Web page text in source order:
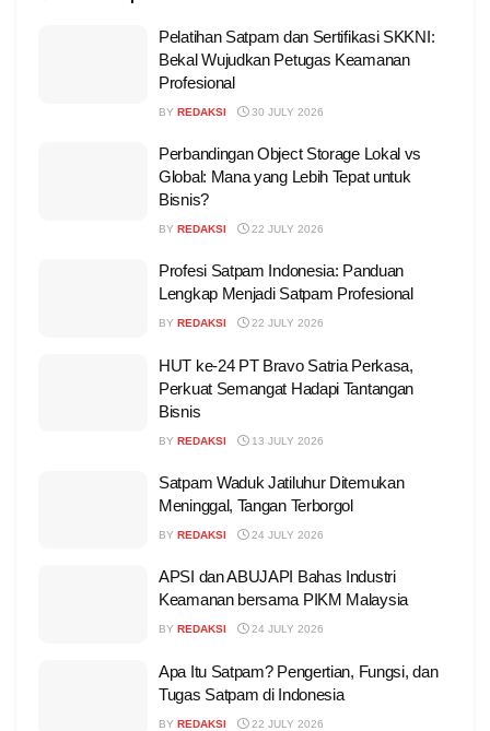
Pelatihan Satpam dan Sertifikasi SKKNI:
Bekal Wujudkan Petugas Keamanan
Profesional
BY REDAKSI 30 JULY 2026
Perbandingan Object Storage Lokal vs
Global: Mana yang Lebih Tepat untuk
Bisnis?
BY REDAKSI 22 JULY 2026
Profesi Satpam Indonesia: Panduan
Lengkap Menjadi Satpam Profesional
BY REDAKSI 22 JULY 2026
HUT ke-24 PT Bravo Satria Perkasa,
Perkuat Semangat Hadapi Tantangan
Bisnis
BY REDAKSI 13 JULY 2026
Satpam Waduk Jatiluhur Ditemukan
Meninggal, Tangan Terborgol
BY REDAKSI 24 JULY 2026
APSI dan ABUJAPI Bahas Industri
Keamanan bersama PIKM Malaysia
BY REDAKSI 24 JULY 2026
Apa Itu Satpam? Pengertian, Fungsi, dan
Tugas Satpam di Indonesia
BY REDAKSI 22 JULY 2026